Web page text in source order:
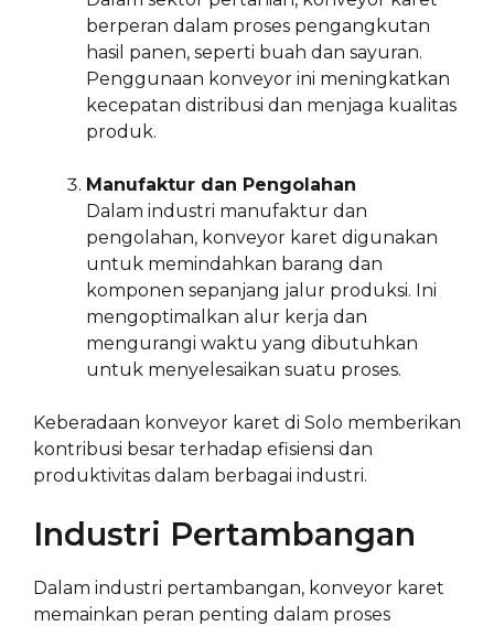
berperan dalam proses pengangkutan
hasil panen, seperti buah dan sayuran.
Penggunaan konveyor ini meningkatkan
kecepatan distribusi dan menjaga kualitas
produk.
Manufaktur dan Pengolahan
Dalam industri manufaktur dan
pengolahan, konveyor karet digunakan
untuk memindahkan barang dan
komponen sepanjang jalur produksi. Ini
mengoptimalkan alur kerja dan
mengurangi waktu yang dibutuhkan
untuk menyelesaikan suatu proses.
Keberadaan konveyor karet di Solo memberikan
kontribusi besar terhadap efisiensi dan
produktivitas dalam berbagai industri.
Industri Pertambangan
Dalam industri pertambangan, konveyor karet
memainkan peran penting dalam proses